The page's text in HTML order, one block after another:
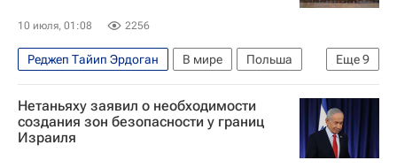
10 июля, 01:08 2256
Еще9
Реджеп Тайип Эрдоган В мире
Польша
Бельгия
Турция
Петер Мадьяр
Марчин Пшидач
НАТО
Politico
Еврокомиссия
Нетаньяху заявил о необходимости
создания зон безопасности у границ
Израиля